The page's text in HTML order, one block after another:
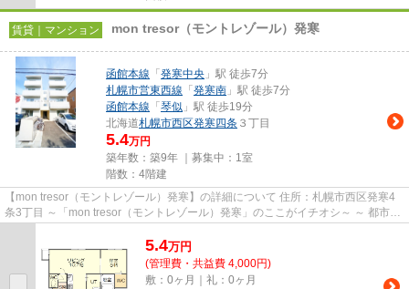
賃貸｜マンション mon tresor（モントレゾール）発寒
函館本線 「 発寒中央 」駅 徒歩7分
札幌市営東西線 「 発寒南 」駅 徒歩7分
函館本線 「 琴似 」駅 徒歩19分
北海道札幌市西区発寒四条 ３丁目
5.4万円
築年数：築9年 ｜募集中： 1室
階数：4階建
【mon tresor（モントレゾール）発寒】の詳細について 住所：札幌市西区発寒4
条3丁目 ～「mon tresor（モントレゾール）発寒」のここがイチオシ～ ～ 都市ガ
5.4万円
(管理費・共益費 4,000円)
敷：0ヶ月｜礼：0ヶ月